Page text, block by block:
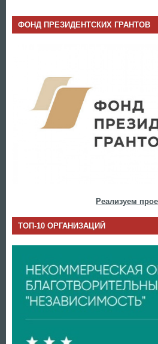
ФОНД ПРЕЗИДЕНТСКИХ ГРАНТОВ
Реализуем
ТОП-10 ОРГАНИЗАЦИЙ